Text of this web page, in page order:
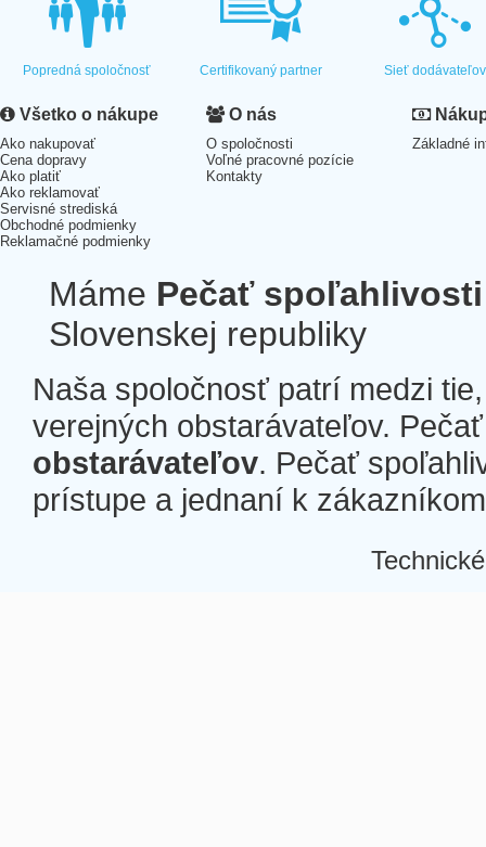
Popredná spoločnosť Certifikovaný partner Sieť dodávateľov
Všetko o nákupe
Ako nakupovať
Cena dopravy
Ako platiť
Ako reklamovať
Servisné strediská
Obchodné podmienky
Reklamačné podmienky
O nás
O spoločnosti
Voľné pracovné pozície
Kontakty
Základné
Máme Pečať spoľahlivosti
Slovenskej republiky
Naša spoločnosť patrí medzi
verejných obstarávateľov.
obstarávateľov. Pečať
prístupe a jednaní k